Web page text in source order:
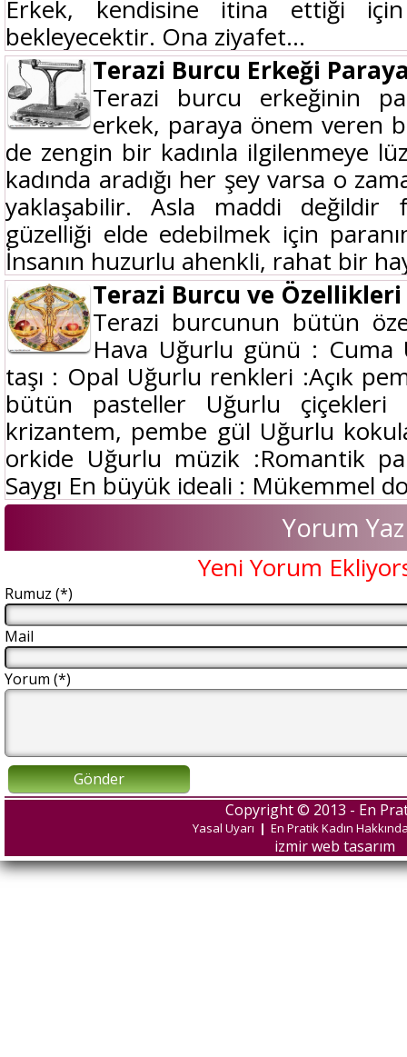
Erkek, kendisine itina ettiği
bekleyecektir. Ona ziyafet...
Terazi Burcu Erkeği
Terazi burcu erkeğinin
erkek, paraya önem veren
de zengin bir kadınla ilgilenmeye
kadında aradığı her şey varsa o
yaklaşabilir. Asla maddi
güzelliği elde edebilmek için
İnsanın huzurlu ahenkli, rahat bir
Terazi Burcu ve Özellikleri
Terazi burcunun bütün
Hava Uğurlu günü : Cuma
taşı : Opal Uğurlu renkleri :Açık
bütün pasteller Uğurlu çiçekleri
krizantem, pembe gül Uğurlu
orkide Uğurlu müzik :Romantik
Saygı En büyük ideali : Mükemmel
Yorum Yaz
Yeni Yorum
Rumuz (*)
Mail
Yorum (*)
Gönder
Copyright © 2013 - En
Yasal Uyarı | En Pratik Kadın
izmir web tasarım